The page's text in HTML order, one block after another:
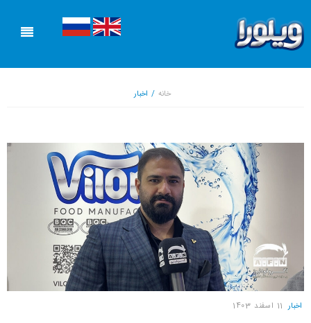
خانه / اخبار
اخبار 11 اسفند 1403
قوانین و مقررات
ارسال شکایات
تماس با ما